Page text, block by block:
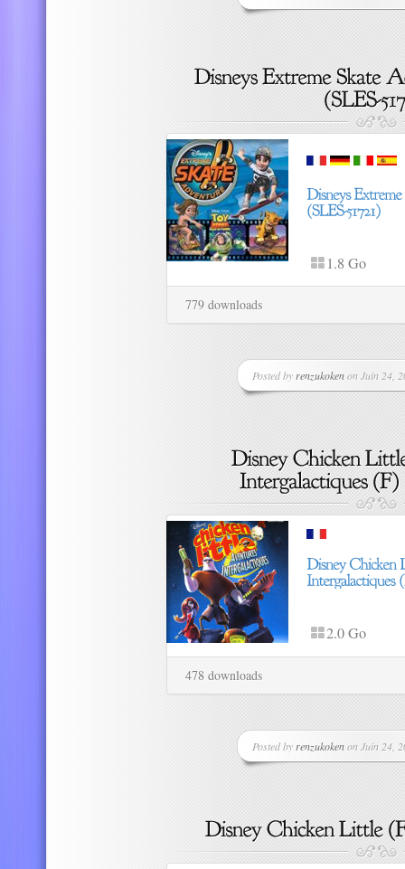
1.8 Go
779 downloads
Posted by renzukokenon Juin 24,
2.0 Go
478 downloads
Posted by renzukokenon Juin 24,